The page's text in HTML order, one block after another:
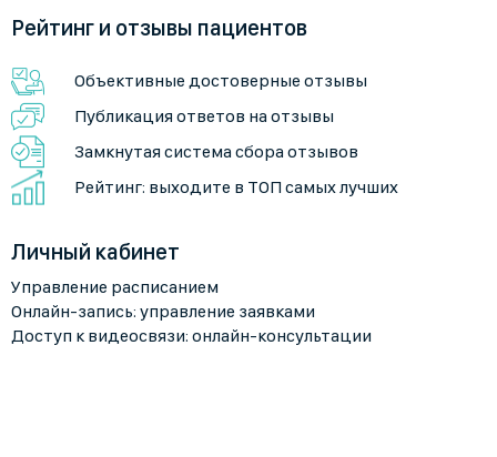
Рейтинг и отзывы пациентов
Объективные достоверные отзывы
Публикация ответов на отзывы
Замкнутая система сбора отзывов
Рейтинг: выходите в ТОП самых лучших
Личный кабинет
Управление расписанием
Онлайн-запись: управление заявками
Доступ к видеосвязи: онлайн-консультации